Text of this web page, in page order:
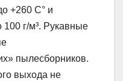
+260 С° и
100 г/м³. Рукавные
пылесборников.
выхода не